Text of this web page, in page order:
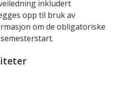
inkludert
opp til bruk av
om de obligatoriske